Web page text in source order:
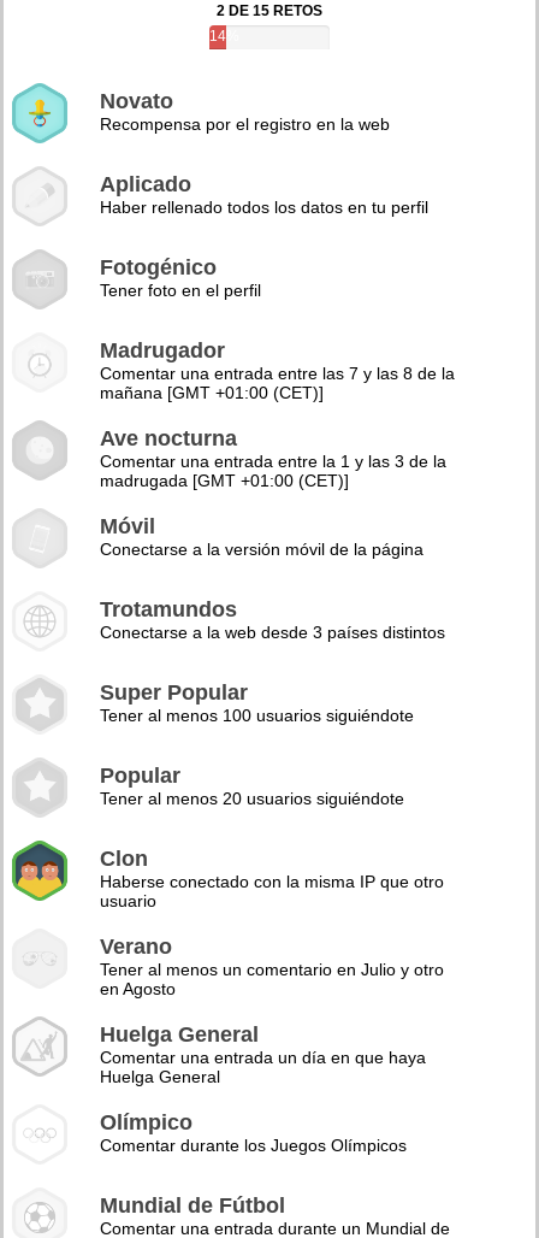
2 DE 15 RETOS
14%
Novato
Recompensa por el registro en la web
Aplicado
Haber rellenado todos los datos en tu perfil
Fotogénico
Tener foto en el perfil
Madrugador
Comentar una entrada entre las 7 y las 8 de la
mañana [GMT +01:00 (CET)]
Ave nocturna
Comentar una entrada entre la 1 y las 3 de la
madrugada [GMT +01:00 (CET)]
Móvil
Conectarse a la versión móvil de la página
Trotamundos
Conectarse a la web desde 3 países distintos
Super Popular
Tener al menos 100 usuarios siguiéndote
Popular
Tener al menos 20 usuarios siguiéndote
Clon
Haberse conectado con la misma IP que otro
usuario
Verano
Tener al menos un comentario en Julio y otro
en Agosto
Huelga General
Comentar una entrada un día en que haya
Huelga General
Olímpico
Comentar durante los Juegos Olímpicos
Mundial de Fútbol
Comentar una entrada durante un Mundial de